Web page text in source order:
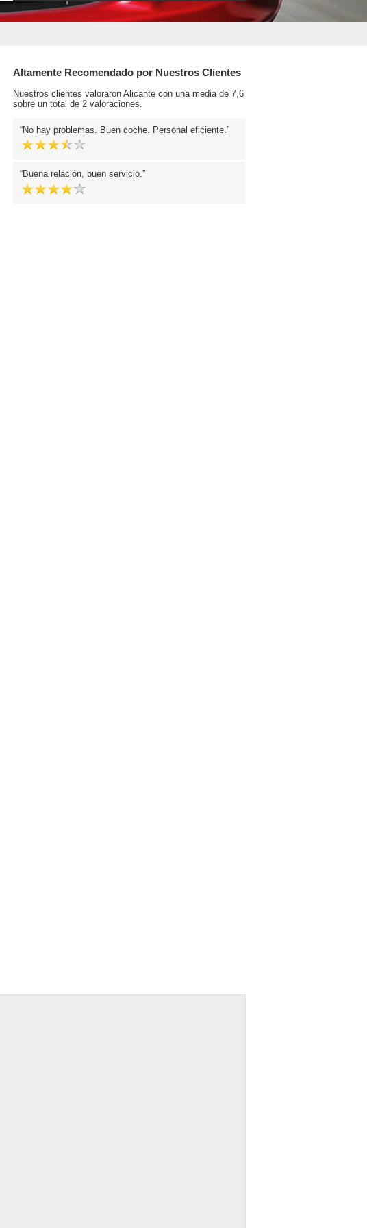
Altamente Recomendado por Nuestros Clientes
Nuestros clientes valoraron Alicante con una media de 7,6
sobre un total de 2 valoraciones.
No hay problemas. Buen coche. Personal eficiente.
Buena relación, buen servicio.